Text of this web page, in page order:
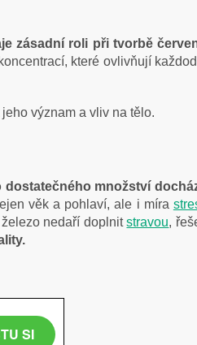
zásadní roli při tvorbě
které ovlivňují
význam a vliv na tělo.
dostatečného množství
věk a pohlaví, ale i míra
železo nedaří doplnitstravou,